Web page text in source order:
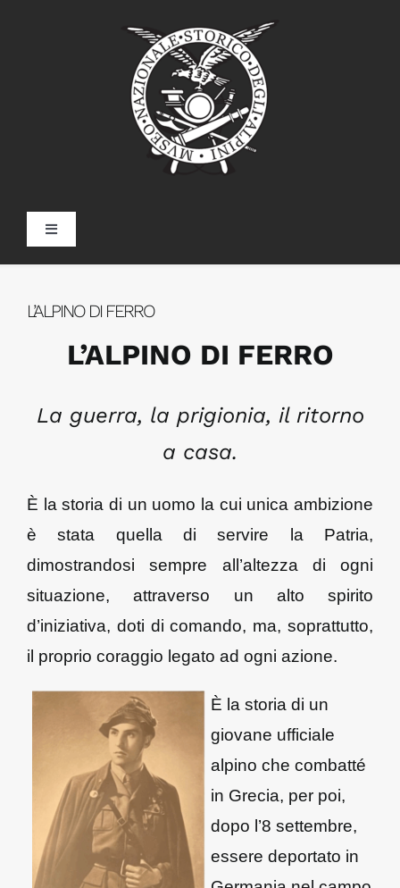
Toggle
Pillole di Storia
Eventi
Contatti
L’ALPINO DI FERRO
L’ALPINO DI FERRO
La guerra, la prigionia, il ritorno
a casa.
È la storia di un uomo la cui unica ambizione
è stata quella di servire la Patria,
dimostrandosi sempre all’altezza di ogni
situazione, attraverso un alto spirito
d’iniziativa, doti di comando, ma, soprattutto,
il proprio coraggio legato ad ogni azione.
È la storia di un
giovane ufficiale
alpino che combatté
in Grecia, per poi,
dopo l’8 settembre,
essere deportato in